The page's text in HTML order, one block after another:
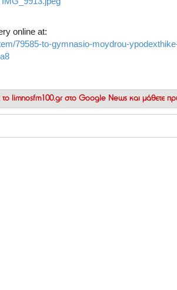
online at:
79585-to-gymnasio-moydrou-
limnosfm100.gr στο Google News και μάθετε